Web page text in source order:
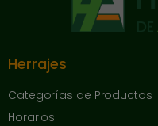
Herrajes
Categorías de Productos
Horarios